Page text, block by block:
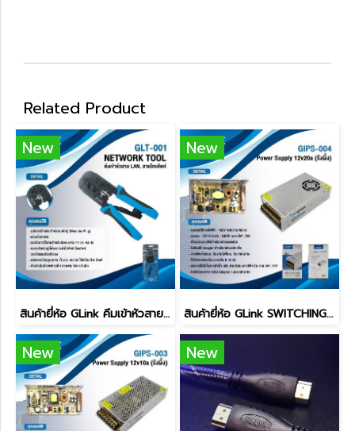
Related Product
New
สินค้ายี่ห้อ GLink คีมเข้าหัวสายแลนและสายโทรศัพท์ GLT-001
New
สินค้ายี่ห้อ GLink SWITCHING POWER SUPPLY รุ่น GIPS-004
New New